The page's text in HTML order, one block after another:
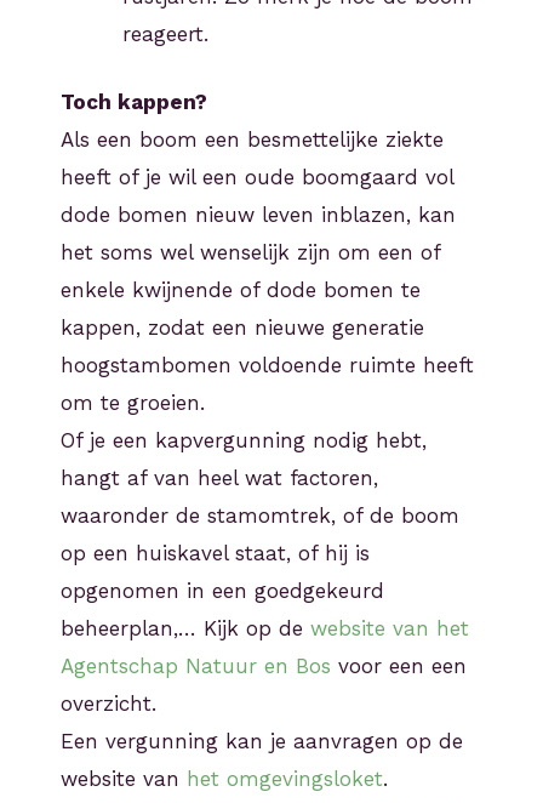
reageert.
Toch kappen?
Als een boom een besmettelijke ziekte
heeft of je wil een oude boomgaard vol
dode bomen nieuw leven inblazen, kan
het soms wel wenselijk zijn om een of
enkele kwijnende of dode bomen te
kappen, zodat een nieuwe generatie
hoogstambomen voldoende ruimte heeft
om te groeien.
Of je een kapvergunning nodig hebt,
hangt af van heel wat factoren,
waaronder de stamomtrek, of de boom
op een huiskavel staat, of hij is
opgenomen in een goedgekeurd
beheerplan,… Kijk op de website van het
Agentschap Natuur en Bos voor een een
overzicht.
Een vergunning kan je aanvragen op de
website van het omgevingsloket.